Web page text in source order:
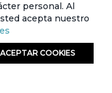
reservados.
personal. Al
acepta nuestro
ACEPTAR COOKIES